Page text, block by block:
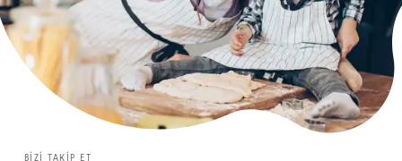
BIZI TAKIP ET